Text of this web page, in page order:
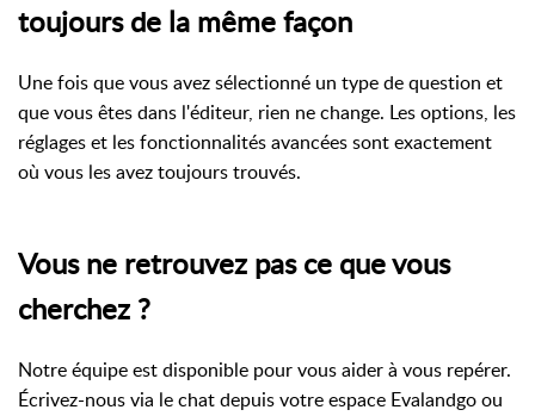
toujours de la même façon
Une fois que vous avez sélectionné un type de question et
que vous êtes dans l'éditeur, rien ne change. Les options, les
réglages et les fonctionnalités avancées sont exactement
où vous les avez toujours trouvés.
Vous ne retrouvez pas ce que vous
cherchez ?
Notre équipe est disponible pour vous aider à vous repérer.
Écrivez-nous via le chat depuis votre espace Evalandgo ou